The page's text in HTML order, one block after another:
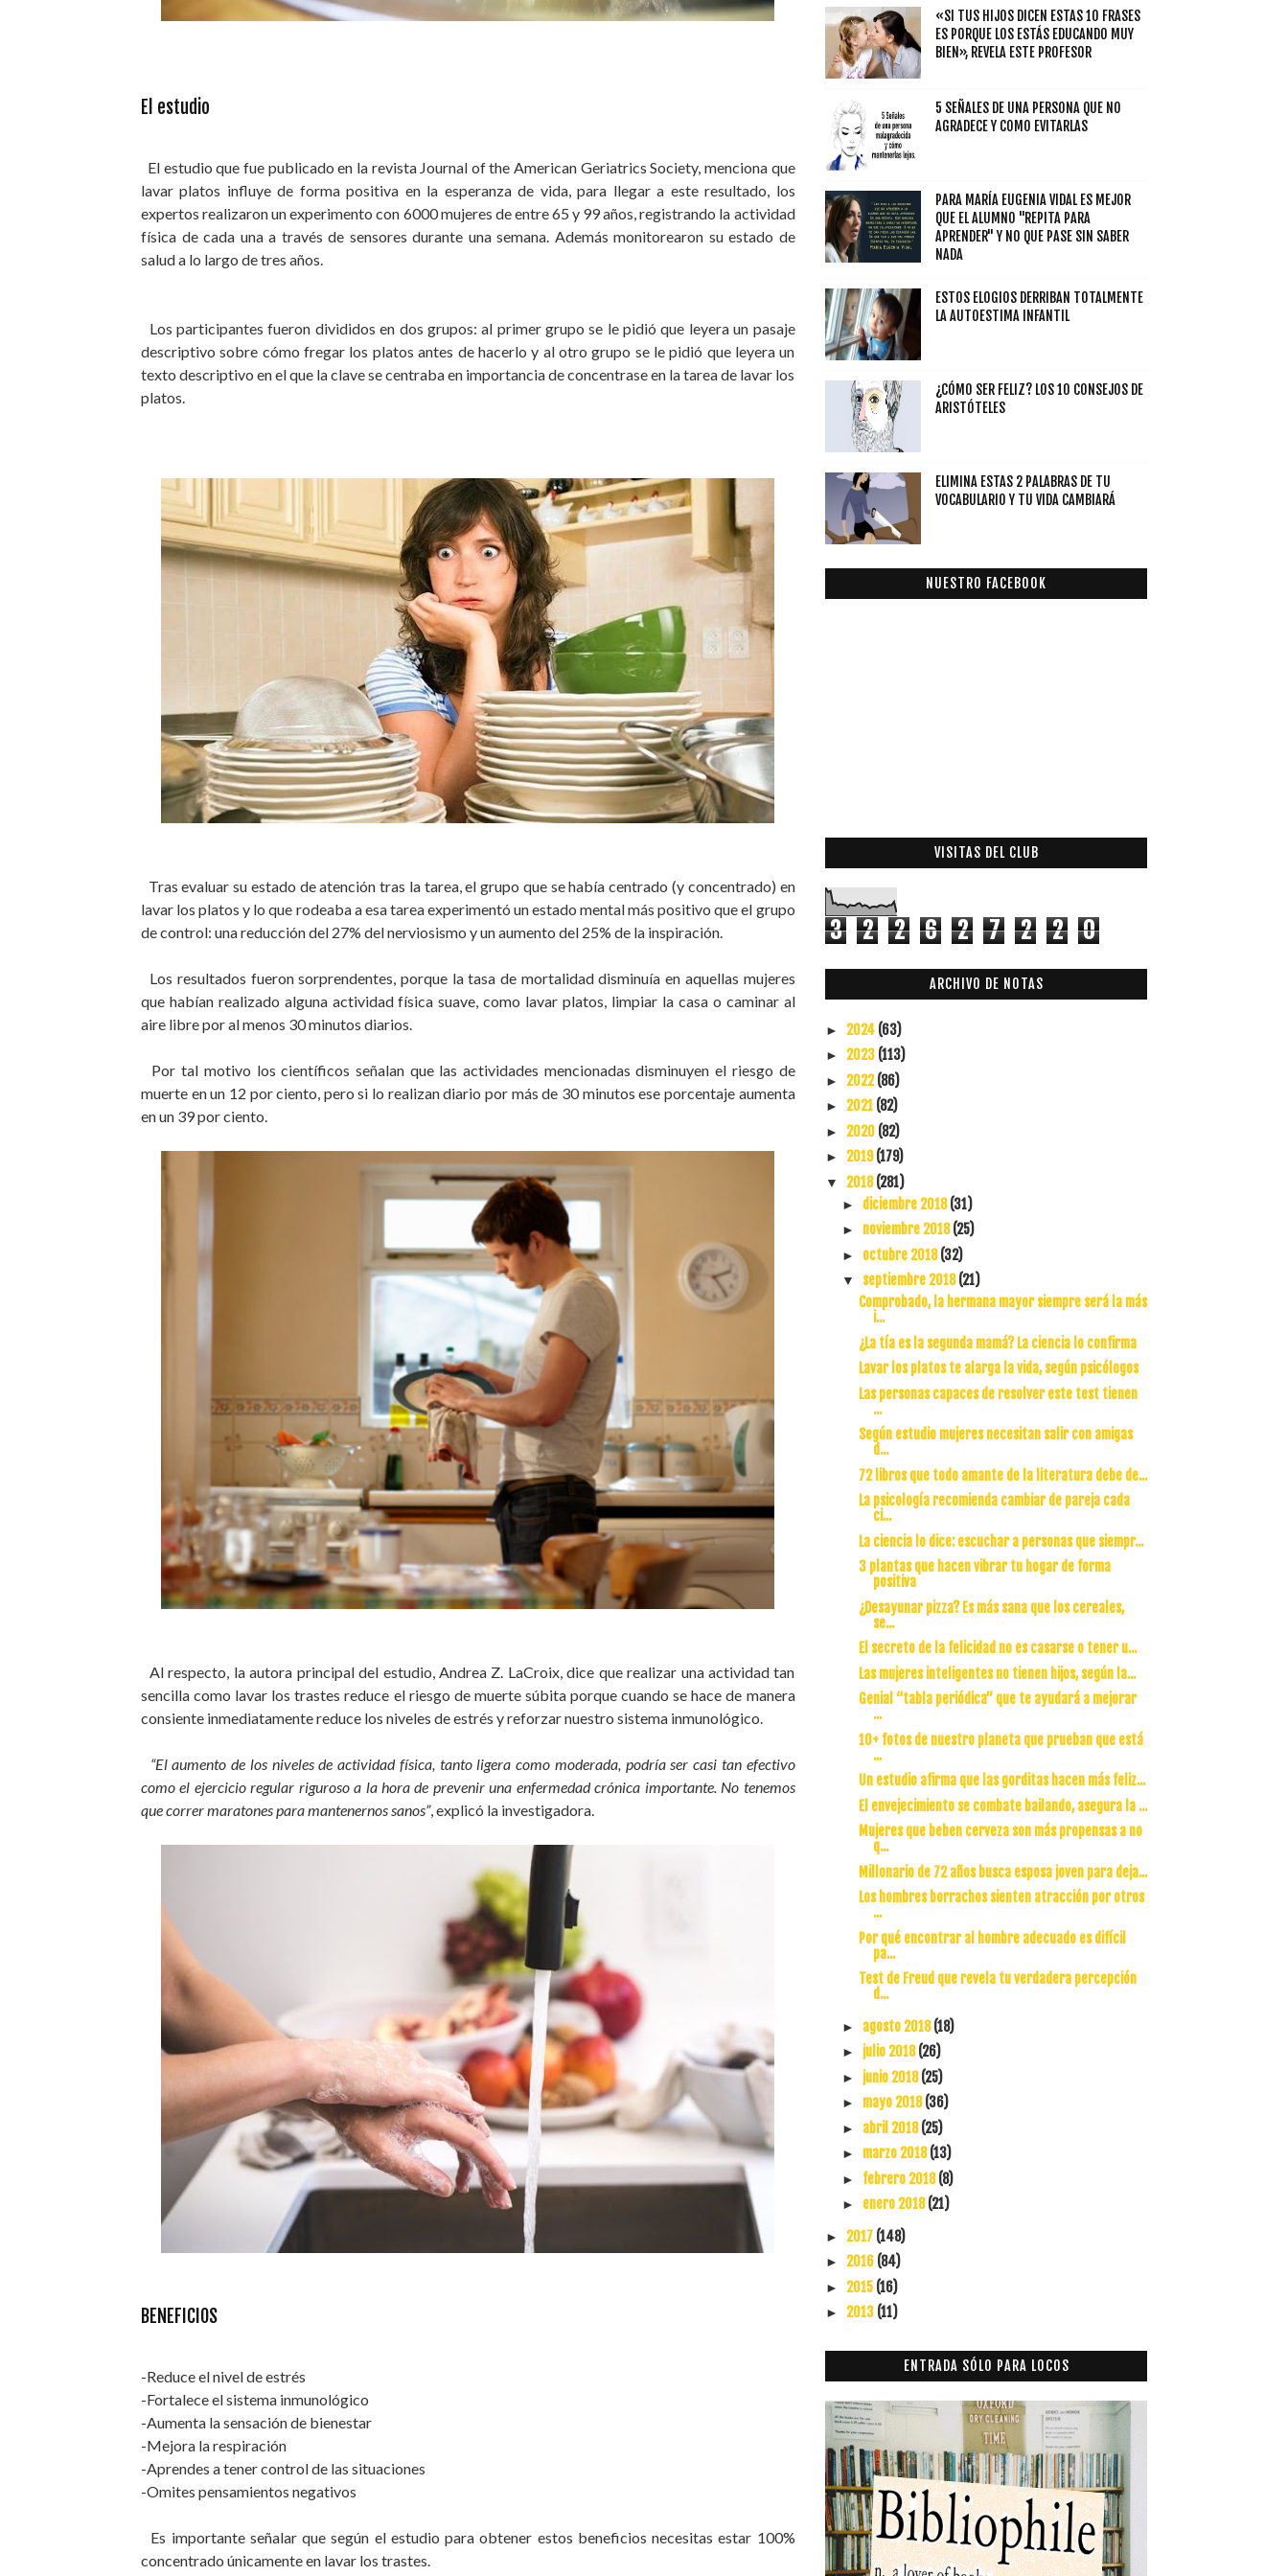
El estudio
El estudio que fue publicado en la revista Journal of the American Geriatrics Society, menciona que
lavar platos influye de forma positiva en la esperanza de vida, para llegar a este resultado, los
expertos realizaron un experimento con 6000 mujeres de entre 65 y 99 años, registrando la actividad
física de cada una a través de sensores durante una semana. Además monitorearon su estado de
salud a lo largo de tres años.
Los participantes fueron divididos en dos grupos: al primer grupo se le pidió que leyera un pasaje
descriptivo sobre cómo fregar los platos antes de hacerlo y al otro grupo se le pidió que leyera un
texto descriptivo en el que la clave se centraba en importancia de concentrase en la tarea de lavar los
platos.
Tras evaluar su estado de atención tras la tarea, el grupo que se había centrado (y concentrado) en
lavar los platos y lo que rodeaba a esa tarea experimentó un estado mental más positivo que el grupo
de control: una reducción del 27% del nerviosismo y un aumento del 25% de la inspiración.
Los resultados fueron sorprendentes, porque la tasa de mortalidad disminuía en aquellas mujeres
que habían realizado alguna actividad física suave, como lavar platos, limpiar la casa o caminar al
aire libre por al menos 30 minutos diarios.
Por tal motivo los científicos señalan que las actividades mencionadas disminuyen el riesgo de
muerte en un 12 por ciento, pero si lo realizan diario por más de 30 minutos ese porcentaje aumenta
en un 39 por ciento.
Al respecto, la autora principal del estudio, Andrea Z. LaCroix, dice que realizar una actividad tan
sencilla como lavar los trastes reduce el riesgo de muerte súbita porque cuando se hace de manera
consiente inmediatamente reduce los niveles de estrés y reforzar nuestro sistema inmunológico.
“El aumento de los niveles de actividad física, tanto ligera como moderada, podría ser casi tan efectivo
como el ejercicio regular riguroso a la hora de prevenir una enfermedad crónica importante. No tenemos
que correr maratones para mantenernos sanos”, explicó la investigadora.
BENEFICIOS
-Reduce el nivel de estrés
-Fortalece el sistema inmunológico
-Aumenta la sensación de bienestar
-Mejora la respiración
-Aprendes a tener control de las situaciones
-Omites pensamientos negativos
Es importante señalar que según el estudio para obtener estos beneficios necesitas estar 100%
concentrado únicamente en lavar los trastes.
«SI TUS HIJOS DICEN ESTAS 10 FRASES
ES PORQUE LOS ESTÁS EDUCANDO MUY
BIEN», REVELA ESTE PROFESOR
5 SEÑALES DE UNA PERSONA QUE NO
AGRADECE Y COMO EVITARLAS
PARA MARÍA EUGENIA VIDAL ES MEJOR
QUE EL ALUMNO "REPITA PARA
APRENDER" Y NO QUE PASE SIN SABER
NADA
ESTOS ELOGIOS DERRIBAN TOTALMENTE
LA AUTOESTIMA INFANTIL
¿CÓMO SER FELIZ? LOS 10 CONSEJOS DE
ARISTÓTELES
ELIMINA ESTAS 2 PALABRAS DE TU
VOCABULARIO Y TU VIDA CAMBIARÁ
NUESTRO FACEBOOK
VISITAS DEL CLUB
3 2 2 6 2 7 2 2
0
ARCHIVO DE NOTAS
► 2024 (63)
► 2023 (113)
► 2022(86)
► 2021 (82)
► 2020 (82)
► 2019(179)
▼ 2018(281)
► diciembre 2018(31)
► noviembre 2018(25)
► octubre 2018(32)
▼ septiembre 2018(21)
Comprobado, la hermana mayor siempre será la más
i...
¿La tía es la segunda mamá? La ciencia lo confirma
Lavar los platos te alarga la vida, según psicólogos
Las personas capaces de resolver este test tienen
...
Según estudio mujeres necesitan salir con amigas
d...
72 libros que todo amante de la literatura debe de...
La psicología recomienda cambiar de pareja cada
ci...
La ciencia lo dice: escuchar a personas que siempr...
3 plantas que hacen vibrar tu hogar de forma
positiva
¿Desayunar pizza? Es más sana que los cereales,
se...
El secreto de la felicidad no es casarse o tener u...
Las mujeres inteligentes no tienen hijos, según la...
Genial “tabla periódica” que te ayudará a mejorar
...
10+ fotos de nuestro planeta que prueban que está
...
Un estudio afirma que las gorditas hacen más feliz...
El envejecimiento se combate bailando, asegura la ...
Mujeres que beben cerveza son más propensas a no
q...
Millonario de 72 años busca esposa joven para deja...
Los hombres borrachos sienten atracción por otros
...
Por qué encontrar al hombre adecuado es difícil
pa...
Test de Freud que revela tu verdadera percepción
d...
► agosto 2018(18)
► julio 2018(26)
► junio 2018(25)
► mayo 2018(36)
► abril 2018(25)
► marzo 2018(13)
► febrero 2018(8)
► enero 2018(21)
► 2017 (148)
► 2016 (84)
► 2015 (16)
► 2013 (11)
ENTRADA SÓLO PARA LOCOS